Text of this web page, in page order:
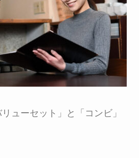
ューセット」と「コンビ」